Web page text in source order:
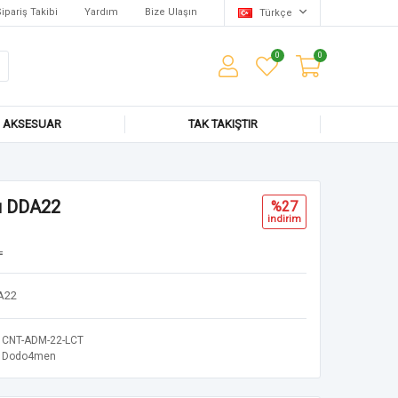
Takibi Yardım Bize Ulaşın Türkçe
0 0
AKSESUAR TAK TAKIŞTIR
DDA22 %27
i̇ndi̇ri̇m
CNT-ADM-22-LCT
Dodo4men